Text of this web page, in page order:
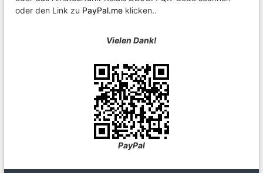
oder den Link zu PayPal.me klicken..
Vielen Dank!
PayPal